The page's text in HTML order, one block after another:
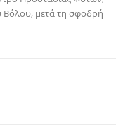
Βόλου, μετά τη σφοδρή